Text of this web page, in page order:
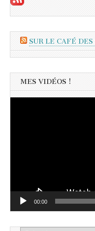
SUR LE CAFÉ
MES VIDÉOS !
00:00